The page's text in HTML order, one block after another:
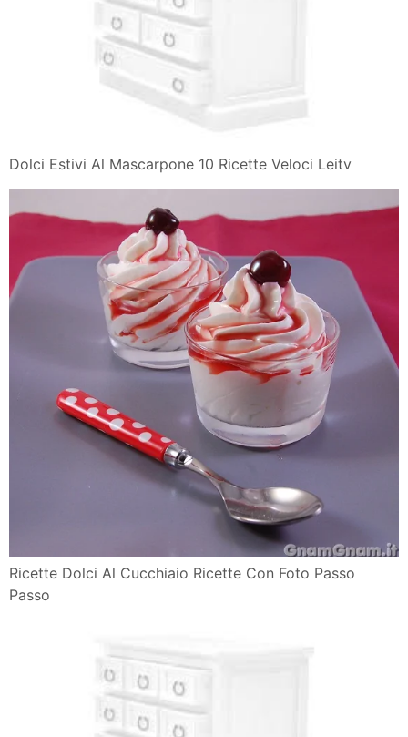
Dolci Estivi Al Mascarpone 10 Ricette Veloci Leitv
Ricette Dolci Al Cucchiaio Ricette Con Foto Passo
Passo